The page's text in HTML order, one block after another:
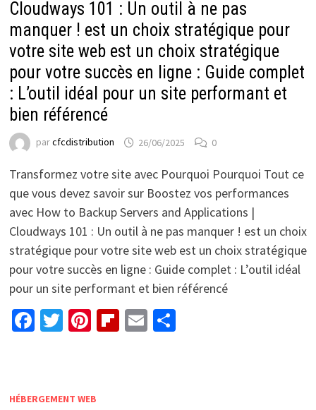
Cloudways 101 : Un outil à ne pas
manquer ! est un choix stratégique pour
votre site web est un choix stratégique
pour votre succès en ligne : Guide complet
: L’outil idéal pour un site performant et
bien référencé
parcfcdistribution 26/06/2025 0
Transformez votre site avec Pourquoi Pourquoi Tout ce
que vous devez savoir sur Boostez vos performances
avec How to Backup Servers and Applications |
Cloudways 101 : Un outil à ne pas manquer ! est un choix
stratégique pour votre site web est un choix stratégique
pour votre succès en ligne : Guide complet : L’outil idéal
pour un site performant et bien référencé
Facebook
Twitter
Pinterest
Flipboard
EmailPartager
HÉBERGEMENT WEB